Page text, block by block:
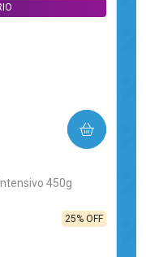
450g
25% OFF
COMPRAR